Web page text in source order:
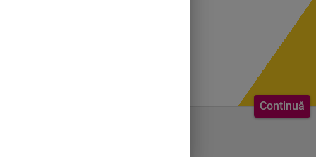
Continuă